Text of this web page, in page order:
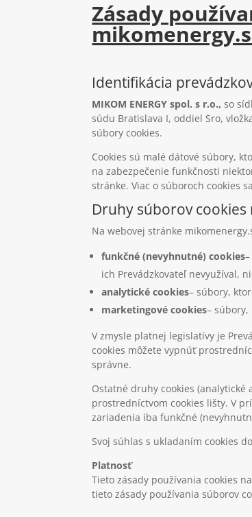
Zásady
Identifikácia
MIKOM ENERGY spol. s r.o.,so
súdu Bratislava I, oddiel Sro,
súbory cookies.
Cookies sú malé dátové súbory,
na zabezpečenie funkčnosti
stránke. Viac o súboroch cookies
Druhy súborov
Na webovej stránke
funkčné (nevyhnutné) cookies
ich Prevádzkovateľ nevyužíval,
analytické cookies– súbory,
marketingové cookies–
V zmysle platnej legislatívy je
cookies môžete vypnúť
správne.
Ostatné druhy cookies
prostredníctvom cookies lišty. V
zariadenia iba funkčné
Svoj súhlas s ukladaním cookies
Platnosť
Tieto zásady používania cookies
tieto zásady používania súborov